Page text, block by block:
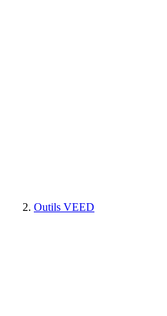
Outils VEED